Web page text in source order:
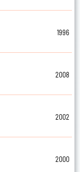
1996
2008
2002
2000